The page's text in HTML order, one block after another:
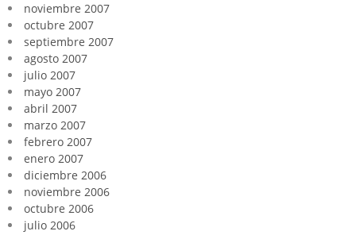
noviembre 2007
octubre 2007
septiembre 2007
agosto 2007
julio 2007
mayo 2007
abril 2007
marzo 2007
febrero 2007
enero 2007
diciembre 2006
noviembre 2006
octubre 2006
julio 2006